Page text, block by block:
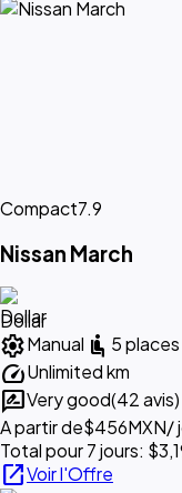
Compact7.9
Nissan March
Dollar
settingsManual airline_seat_recline_normal 5 places
speedUnlimited km
rate_reviewVery good(42 avis)
A partir de$456MXN/
Total pour 7 jours:
open_in_newVoir l'Offre